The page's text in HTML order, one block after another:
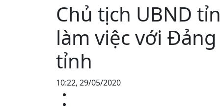
Chủ tịch UBND
làm việc với
tỉnh
10:22, 29/05/2020